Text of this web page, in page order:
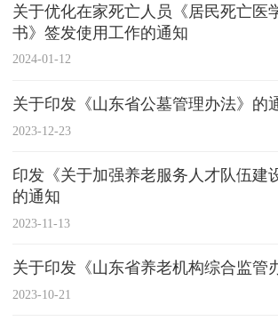
关于优化在家死亡人员《居民死亡医
书》签发使用工作的通知
2024-01-12
关于印发《山东省公墓管理办法》的
2023-12-23
印发《关于加强养老服务人才队伍建
的通知
2023-11-13
关于印发《山东省养老机构综合监管
2023-10-21